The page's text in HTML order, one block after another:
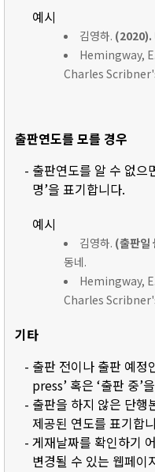
예시
김영하. (2020).
Hemingway,
Charles
출판연도를 모를 경우
- 출판연도를 알 수 없으
명’을 표기합니다.
예시
김영하. (출판일
동네.
Hemingway,
Charles
기타
- 출판 전이나 출판 예정
press’ 혹은 ‘출판 중’
- 출판을 하지 않은 단행
제공된 연도를 표기합
- 게재날짜를 확인하기
변경될 수 있는 웹페이